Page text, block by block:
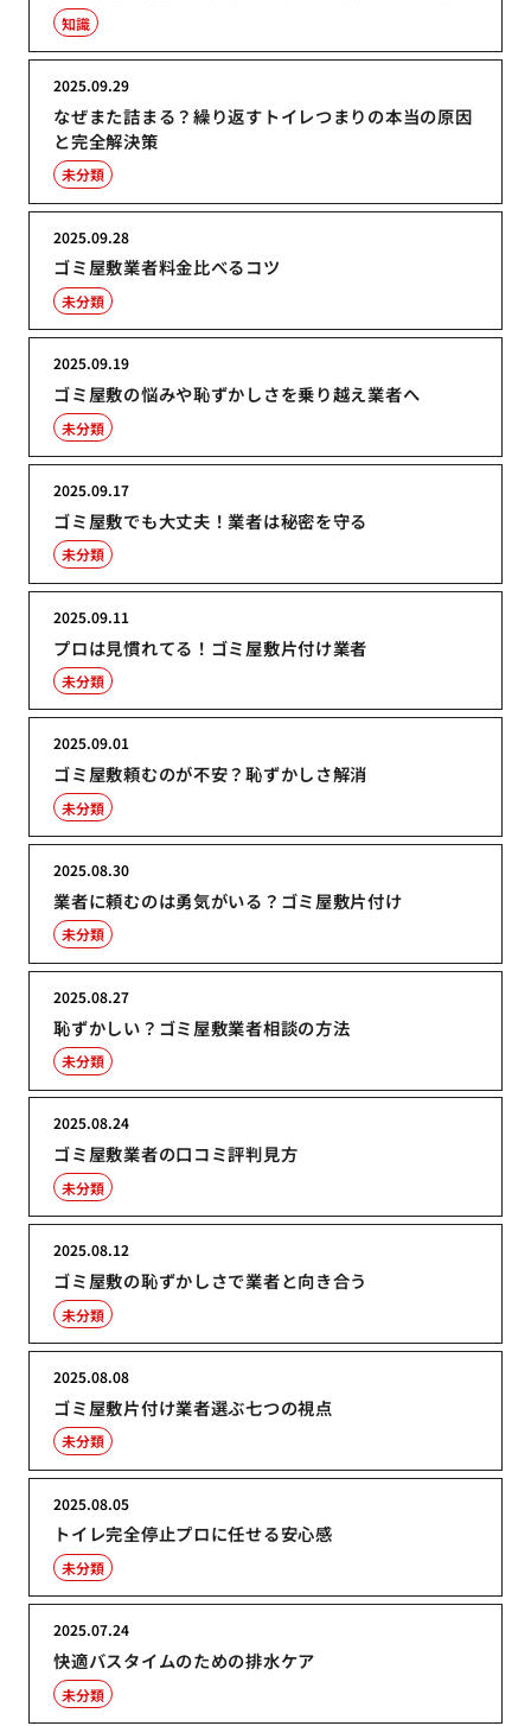
知識
なぜまた詰まる？繰り返すトイレつまりの本当の原因
と完全解決策
2025.09.29
未分類
ゴミ屋敷業者料金比べるコツ
2025.09.28
未分類
ゴミ屋敷の悩みや恥ずかしさを乗り越え業者へ
2025.09.19
未分類
ゴミ屋敷でも大丈夫！業者は秘密を守る
2025.09.17
未分類
プロは見慣れてる！ゴミ屋敷片付け業者
2025.09.11
未分類
ゴミ屋敷頼むのが不安？恥ずかしさ解消
2025.09.01
未分類
業者に頼むのは勇気がいる？ゴミ屋敷片付け
2025.08.30
未分類
恥ずかしい？ゴミ屋敷業者相談の方法
2025.08.27
未分類
ゴミ屋敷業者の口コミ評判見方
2025.08.24
未分類
ゴミ屋敷の恥ずかしさで業者と向き合う
2025.08.12
未分類
ゴミ屋敷片付け業者選ぶ七つの視点
2025.08.08
未分類
トイレ完全停止プロに任せる安心感
2025.08.05
未分類
快適バスタイムのための排水ケア
2025.07.24
未分類